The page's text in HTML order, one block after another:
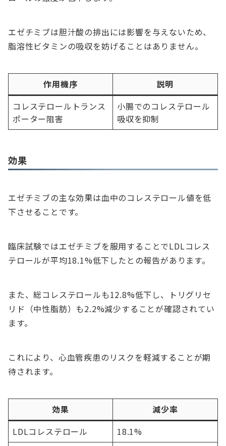
エゼチミブは胆汁酸の排出には影響を与えないため、
脂溶性ビタミンの吸収を妨げることはありません。
作用機序
説明
コレステロールトランス
ポーター阻害
小腸でのコレステロール
吸収を抑制
効果
エゼチミブの主な効果は血中のコレステロール値を低
下させることです。
臨床試験ではエゼチミブを服用することでLDLコレス
テロールが平均18.1%低下したとの報告があります。
また、総コレステロールも12.8%低下し、トリグリセ
リド（中性脂肪）も2.2%減少することが確認されてい
ます。
これにより、心血管疾患のリスクを軽減することが期
待されます。
効果
減少率
LDLコレステロール
18.1%